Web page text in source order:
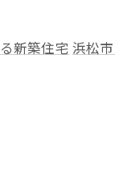
新築住宅 浜松